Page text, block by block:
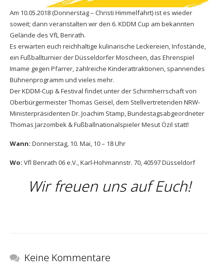
Anmeldung Stand
Anmeldung Fußballmannschaften
Anmeldung Helfer*innen
Anmeldung Lauf
Am 10.05.2018 (Donnerstag – Christi Himmelfahrt) ist es wieder
soweit; dann veranstalten wir den 6. KDDM Cup am bekannten
Gelände des VfL Benrath.
Es erwarten euch reichhaltige kulinarische Leckereien, Infostände,
ein Fußballturnier der Düsseldorfer Moscheen, das Ehrenspiel
Imame gegen Pfarrer, zahlreiche Kinderattraktionen, spannendes
Bühnenprogramm und vieles mehr.
Der KDDM-Cup & Festival findet unter der Schirmherrschaft von
Oberbürgermeister Thomas Geisel, dem Stellvertretenden NRW-
Ministerpräsidenten Dr. Joachim Stamp, Bundestagsabgeordneter
Thomas Jarzombek & Fußballnationalspieler Mesut Özil statt!
Wann: Donnerstag, 10. Mai, 10 – 18 Uhr
Wo: Vfl Benrath 06 e.V., Karl-Hohmannstr. 70, 40597 Düsseldorf
Wir freuen uns auf Euch!
Keine Kommentare